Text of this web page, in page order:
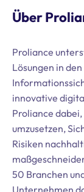
Über
Proliance
Lösungen in
innovative
Proliance
umzusetzen,
Risiken
50 Branchen
Unternehmen